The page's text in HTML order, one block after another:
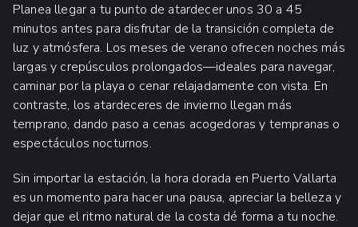
Planea llegar a tu punto de atardecer unos 30 a 45
minutos antes para disfrutar de la transición completa de
luz y atmósfera. Los meses de verano ofrecen noches más
largas y crepúsculos prolongados—ideales para navegar,
caminar por la playa o cenar relajadamente con vista. En
contraste, los atardeceres de invierno llegan más
temprano, dando paso a cenas acogedoras y tempranas o
espectáculos nocturnos.
Sin importar la estación, la hora dorada en Puerto Vallarta
es un momento para hacer una pausa, apreciar la belleza y
dejar que el ritmo natural de la costa dé forma a tu noche.